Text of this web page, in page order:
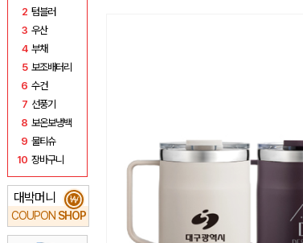
2 텀블러
3 우산
4 부채
5 보조배터리
6 수건
7 선풍기
8 보온보냉백
9 물티슈
10 장바구니
대박머니
COUPON SHOP
₩